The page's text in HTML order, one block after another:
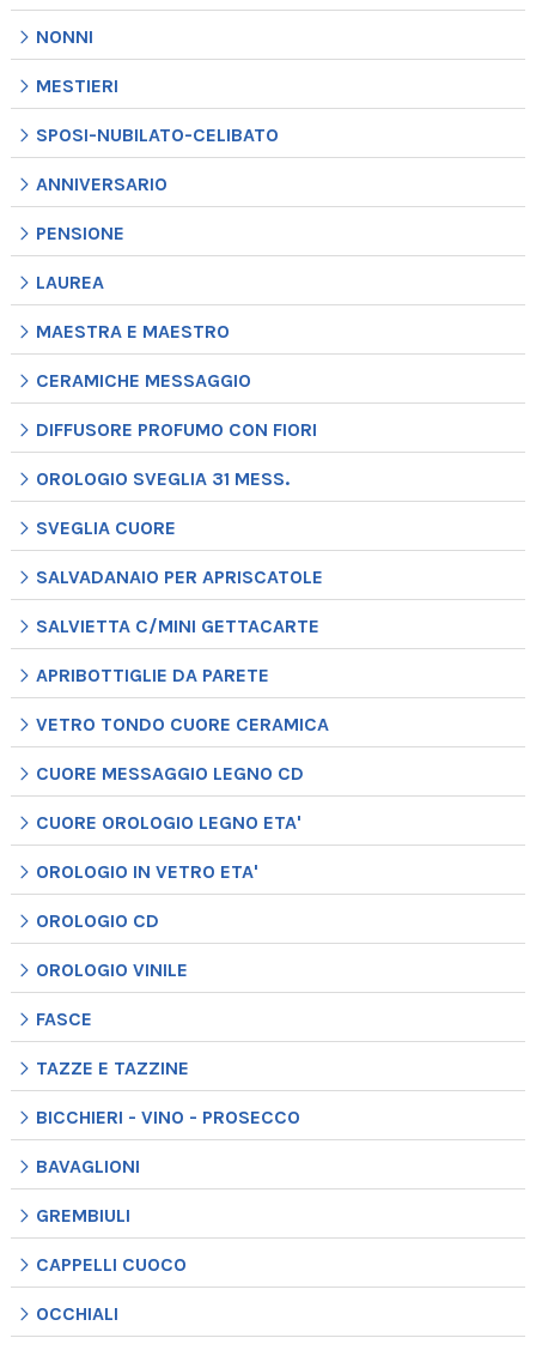
NONNI
MESTIERI
SPOSI-NUBILATO-CELIBATO
ANNIVERSARIO
PENSIONE
LAUREA
MAESTRA E MAESTRO
CERAMICHE MESSAGGIO
DIFFUSORE PROFUMO CON FIORI
OROLOGIO SVEGLIA 31 MESS.
SVEGLIA CUORE
SALVADANAIO PER APRISCATOLE
SALVIETTA C/MINI GETTACARTE
APRIBOTTIGLIE DA PARETE
VETRO TONDO CUORE CERAMICA
CUORE MESSAGGIO LEGNO CD
CUORE OROLOGIO LEGNO ETA'
OROLOGIO IN VETRO ETA'
OROLOGIO CD
OROLOGIO VINILE
FASCE
TAZZE E TAZZINE
BICCHIERI - VINO - PROSECCO
BAVAGLIONI
GREMBIULI
CAPPELLI CUOCO
OCCHIALI